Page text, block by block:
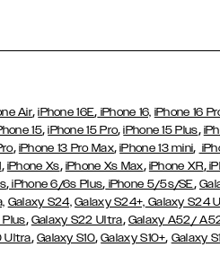
Air,iPhone 16E, iPhone 16, iPhone 16
15,iPhone 15 Pro,iPhone 15 Plus,
, iPhone 13 Pro Max,iPhone 13 mini,
, iPhone Xs, iPhone Xs Max, iPhone XR,
, iPhone 6/6s Plus, iPhone 5/5s/SE,
Galaxy S24, Galaxy S24+, Galaxy S24
Plus, Galaxy S22 Ultra, Galaxy A52/
Ultra, Galaxy S10,Galaxy S10+, Galaxy